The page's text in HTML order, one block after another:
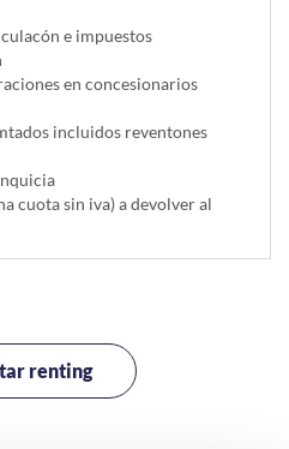
e impuestos
en concesionarios
incluidos reventones
cuota sin iva) a devolver al
renting